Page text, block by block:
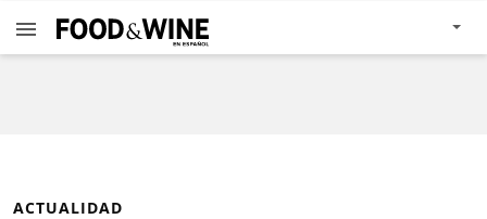
ACTUALIDAD